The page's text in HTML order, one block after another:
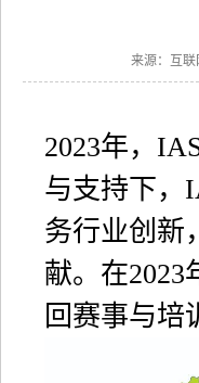
来源：互
2023年，
与支持下，
务行业创新
献。在2023
回赛事与培